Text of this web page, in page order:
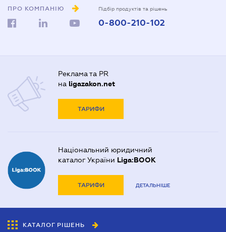
ПРО КОМПАНІЮ Підбір продуктів та рішень
0-800-210-102
Реклама та PR
на ligazakon.net
ТАРИФИ
Національний юридичний
каталог України Liga:BOOK
ТАРИФИ ДЕТАЛЬНІШЕ
КАТАЛОГ РІШЕНЬ